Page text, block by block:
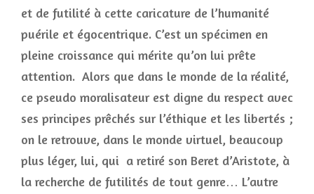
et de futilité à cette caricature de l’humanité
puérile et égocentrique. C’est un spécimen en
pleine croissance qui mérite qu’on lui prête
attention. Alors que dans le monde de la réalité,
ce pseudo moralisateur est digne du respect avec
ses principes prêchés sur l’éthique et les libertés ;
on le retrouve, dans le monde virtuel, beaucoup
plus léger, lui, qui a retiré son Beret d’Aristote, à
la recherche de futilités de tout genre… L’autre